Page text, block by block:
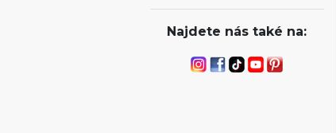
Najdete nás také na: